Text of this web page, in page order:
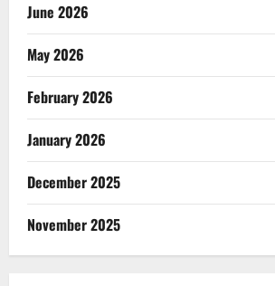
June 2026
May 2026
February 2026
January 2026
December 2025
November 2025